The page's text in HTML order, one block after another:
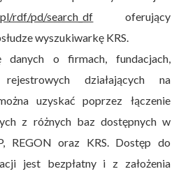
rdf/pd/search_df oferujący
wyszukiwarkę KRS.
danych o firmach, fundacjach,
rejestrowych działających na
uzyskać poprzez łączenie
z różnych baz dostępnych w
REGON oraz KRS. Dostęp do
jest bezpłatny i z założenia